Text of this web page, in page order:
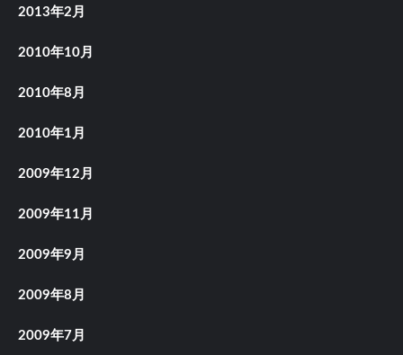
2013年2月
2010年10月
2010年8月
2010年1月
2009年12月
2009年11月
2009年9月
2009年8月
2009年7月